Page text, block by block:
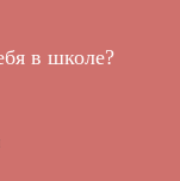
в школе?